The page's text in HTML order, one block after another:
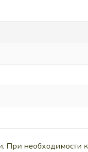
При необходимости